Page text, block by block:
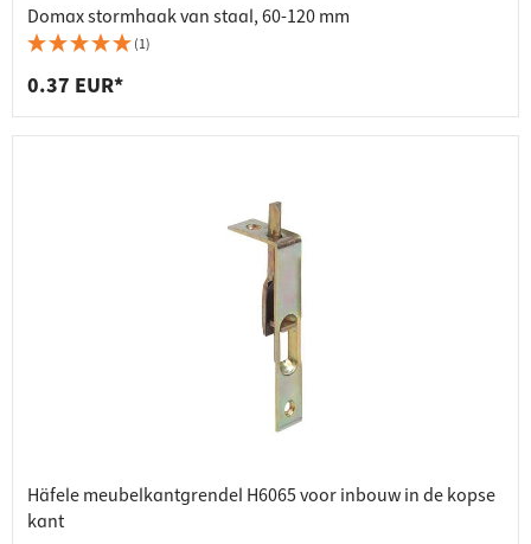
Domax stormhaak van staal, 60-120 mm
(1)
0.37 EUR*
Häfele meubelkantgrendel H6065 voor inbouw in de kopse
kant